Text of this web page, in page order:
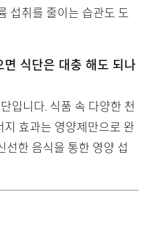
섭취를 줄이는 습관도 도
식단은 대충 해도 되나
입니다. 식품 속 다양한 천
효과는 영양제만으로 완
선한 음식을 통한 영양 섭